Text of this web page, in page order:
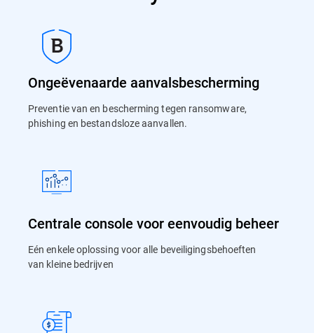
Ongeëvenaarde aanvalsbescherming
Preventie van en bescherming tegen ransomware,
phishing en bestandsloze aanvallen.
Centrale console voor eenvoudig beheer
Eén enkele oplossing voor alle beveiligingsbehoeften
van kleine bedrijven